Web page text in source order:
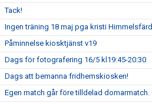
Tack!
Ingen träning 18 maj pga kristi Himmelsfärd
Påminnelse kiosktjänst v19
Dags för fotografering 16/5 kl19:45-20:30
Dags att bemanna fridhemskiosken!
Egen match går före tilldelad domarmatch.